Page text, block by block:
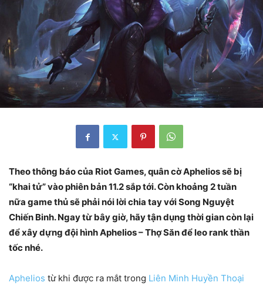
Theo thông báo của Riot Games, quân cờ Aphelios sẽ bị
“khai tử” vào phiên bản 11.2 sắp tới. Còn khoảng 2 tuần
nữa game thủ sẽ phải nói lời chia tay với Song Nguyệt
Chiến Binh. Ngay từ bây giờ, hãy tận dụng thời gian còn lại
để xây dựng đội hình Aphelios – Thợ Săn để leo rank thần
tốc nhé.
Aphelios từ khi được ra mắt trong Liên Minh Huyền Thoại